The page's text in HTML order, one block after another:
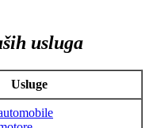
usluga
Usluge